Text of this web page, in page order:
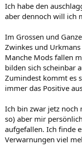
Ich habe den
aber dennoch will ich
Im Grossen und
Zwinkes und Urkmans
Manche Mods fallen
bilden sich scheinbar
Zumindest kommt es
immer das Positive
Ich bin zwar jetz noch
so) aber mir
aufgefallen. Ich finde
Verwarnungen viel